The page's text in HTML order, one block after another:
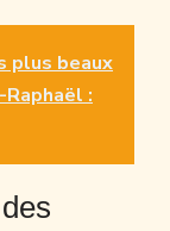
plus beaux
: